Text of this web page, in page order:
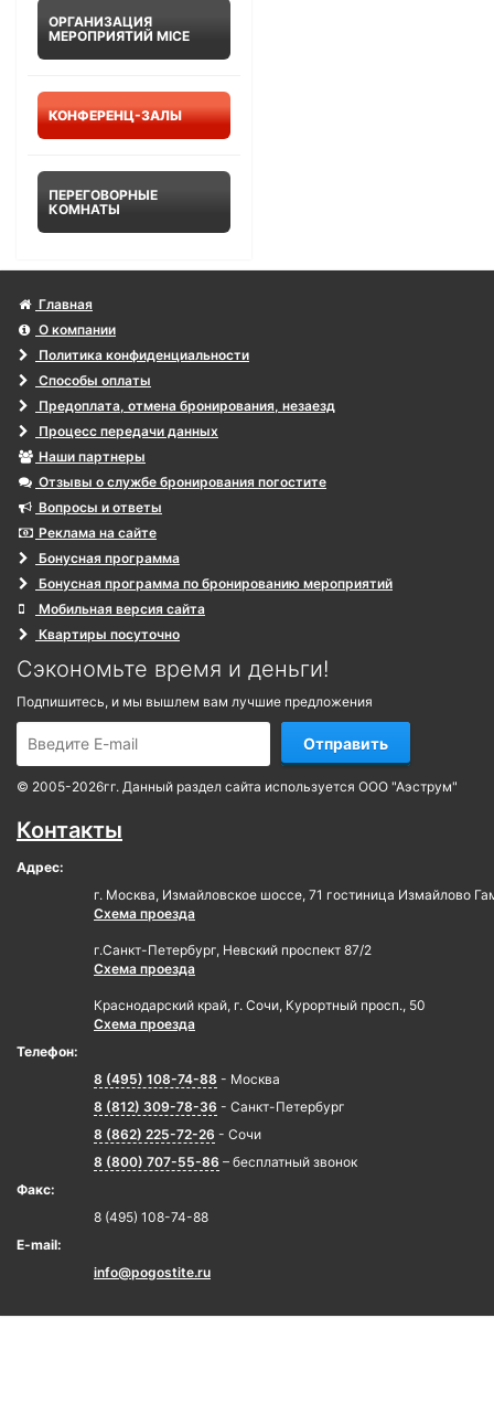
ОРГАНИЗАЦИЯ
МЕРОПРИЯТИЙ MICE
КОНФЕРЕНЦ-ЗАЛЫ
ПЕРЕГОВОРНЫЕ
КОМНАТЫ
Главная
О компании
Политика конфиденциальности
Способы оплаты
Предоплата, отмена бронирования, незаезд
Процесс передачи данных
Наши партнеры
Отзывы о службе бронирования погостите
Вопросы и ответы
Реклама на сайте
Бонусная программа
Бонусная программа по бронированию мероприятий
Мобильная версия сайта
Квартиры посуточно
Сэкономьте время и деньги!
Подпишитесь, и мы вышлем вам лучшие предложения
Отправить
© 2005-2026гг. Данный раздел сайта используется ООО "Аэструм"
Контакты
Адрес:
г. Москва, Измайловское шоссе, 71 гостиница Измайлово
Схема проезда
г.Санкт-Петербург, Невский проспект 87/2
Схема проезда
Краснодарский край, г. Сочи, Курортный просп., 50
Схема проезда
Телефон:
8 (495) 108-74-88 - Москва
8 (812) 309-78-36 - Санкт-Петербург
8 (862) 225-72-26 - Сочи
8 (800) 707-55-86 – бесплатный звонок
Факс:
8 (495) 108-74-88
E-mail:
info@pogostite.ru